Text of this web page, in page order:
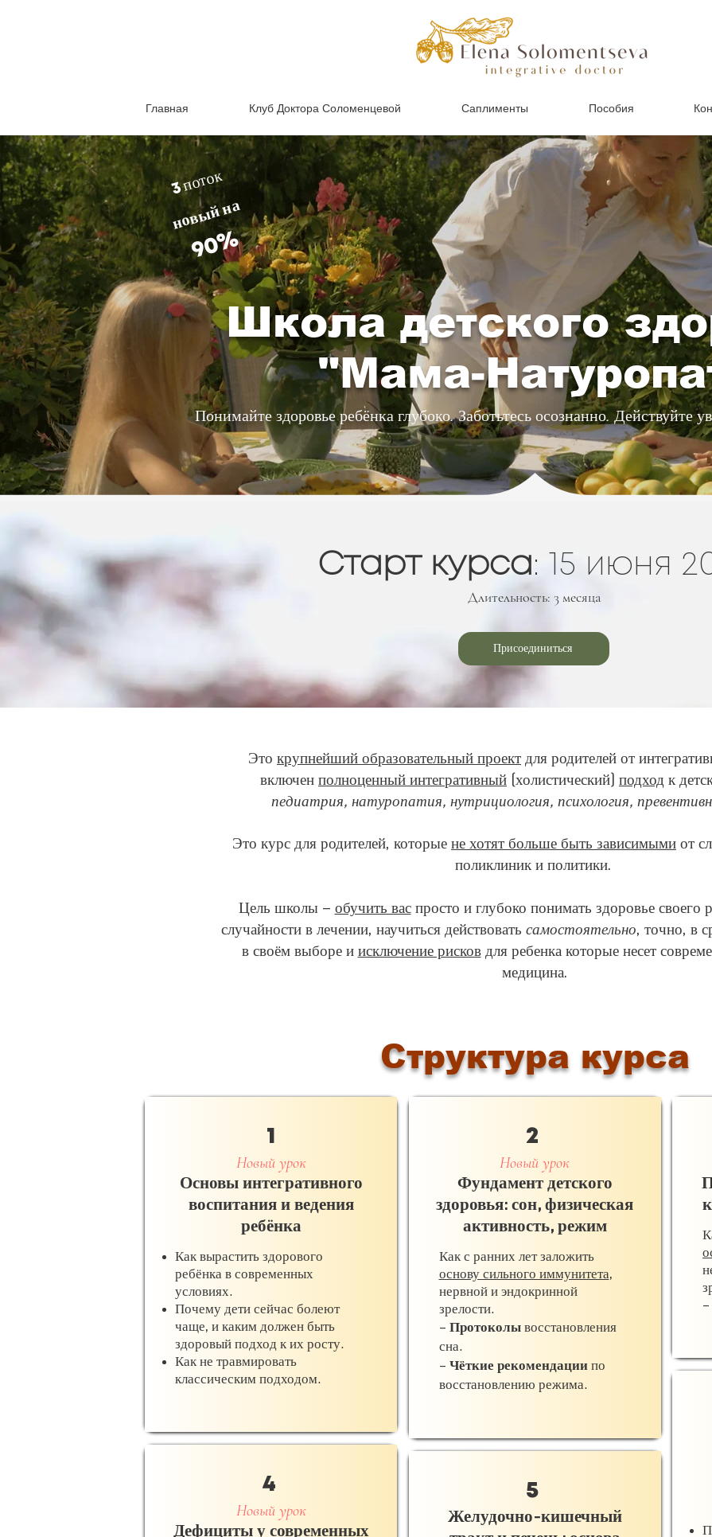
Главная Клуб Доктора Соломенцевой Саплименты Пособия
3 поток
новый на
90%
Школа детского
"Мама-
Понимайте здоровье ребёнка глубоко. Заботьтесь осознанно. Действуйте
Старт курса: 15 июня
Длительность: 3 месяца
Присоединиться
Это крупнейший образовательный проект для родителей от
включен полноценный интегративный (холистический) подход к
педиатрия, натуропатия, нутрициология, психология,
Это курс для родителей, которые не хотят больше быть зависимыми от
поликлиник и политики.
Цель школы — обучить васпросто и глубоко понимать здоровье своего
случайности в лечении, научиться действовать самостоятельно, точно, в
в своём выборе и исключение рисковдля ребенка которые несет
медицина.
Структура курса
1
Новый урок
Основы интегративного
воспитания и ведения
ребёнка
Как вырастить здорового
ребёнка в современных
условиях.
Почему дети сейчас болеют
чаще, и каким должен быть
здоровый подход к их росту.
Как не травмировать
классическим подходом.
4
Новый урок
Дефициты у современных
2
Новый урок
Фундамент детского
здоровья: сон, физическая
активность, режим
Как с ранних лет заложить
основу сильного иммунитета,
нервной и эндокринной
зрелости.
– Протоколывосстановления
сна.
– Чёткие рекомендации по
восстановлению режима.
5
Желудочно-кишечный
–